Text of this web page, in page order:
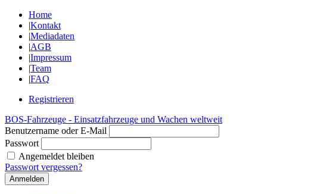
Home
|Kontakt
|Mediadaten
|AGB
|Impressum
|Team
|FAQ
Registrieren
BOS-Fahrzeuge - Einsatzfahrzeuge und Wachen weltweit
Benutzername oder E-Mail
Passwort
Angemeldet bleiben
Passwort vergessen?